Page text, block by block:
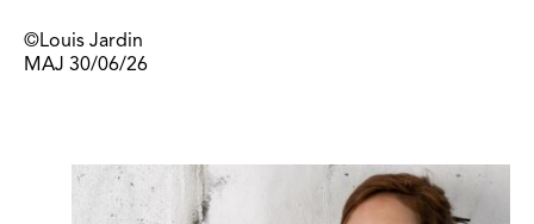
©Louis Jardin
MAJ 30/06/26